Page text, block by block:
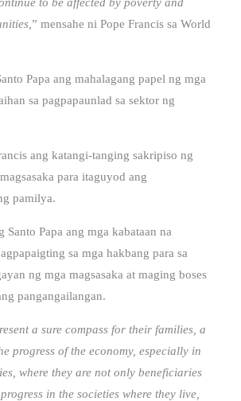
” mensahe ni Pope Francis sa World
Papa ang mahalagang papel ng mga
sa pagpapaunlad sa sektor ng
ang katangi-tanging sakripiso ng
para itaguyod ang
pamilya.
Papa ang mga kabataan na
sa mga hakbang para sa
ng mga magsasaka at maging boses
pangangailangan.
a sure compass for their families, a
progress of the economy, especially in
where they are not only beneficiaries
in the societies where they live,